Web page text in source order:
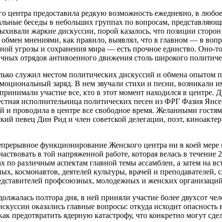
центра предоставила редкую возможность ежедневно, в
беседы в небольших группах по вопросам,
жаркие дискуссии, порой казалось, что позиции сторон
мнениями, как правило, выявлял, что в главном — в
угрозы и сохранения мира — есть прочное единство. Оно-
отрядов антивоенного движения столь широкого
служил местом политических дискуссий и обмена опытом
заряд. В нем звучали стихи и песни, возникали
участие все, кто в этот момент находился в центре.
исполнительница политических песен из ФРГ Фазия
и проводила в центре все свободное время. Желанными
певец Дин Рид и член советской делегации, поэт,
функционирование Женского центра ни в коей
в той напряженной работе, которая велась в течение
по различным аспектам главной темы ассамблеи, а затем на
космонавтов, деятелей культуры, врачей и преподавателей,
профсоюзных, молодежных и женских
полтора дня, в ней приняли участие более двухсот
оказались главные вопросы: откуда исходит
предотвратить ядерную катастрофу, что конкретно могут